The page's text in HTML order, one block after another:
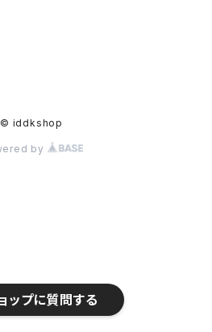
© iddkshop
by
ップに質問する